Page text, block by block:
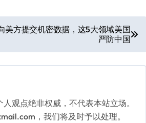
美方提交机密数据，这5大领域美国
严防中国
观点绝非权威，不代表本站立场。
，我们将及时予以处理。